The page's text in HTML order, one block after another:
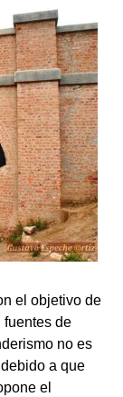
el objetivo de
fuentes de
no es
a que
el